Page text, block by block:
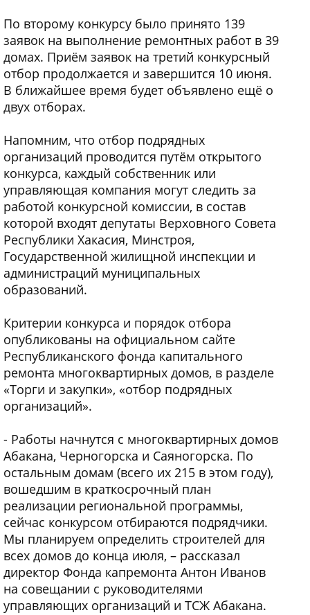
По второму конкурсу было принято 139
заявок на выполнение ремонтных работ в 39
домах. Приём заявок на третий конкурсный
отбор продолжается и завершится 10 июня.
В ближайшее время будет объявлено ещё о
двух отборах.
Напомним, что отбор подрядных
организаций проводится путём открытого
конкурса, каждый собственник или
управляющая компания могут следить за
работой конкурсной комиссии, в состав
которой входят депутаты Верховного Совета
Республики Хакасия, Минстроя,
Государственной жилищной инспекции и
администраций муниципальных
образований.
Критерии конкурса и порядок отбора
опубликованы на официальном сайте
Республиканского фонда капитального
ремонта многоквартирных домов, в разделе
«Торги и закупки», «отбор подрядных
организаций».
- Работы начнутся с многоквартирных домов
Абакана, Черногорска и Саяногорска. По
остальным домам (всего их 215 в этом году),
вошедшим в краткосрочный план
реализации региональной программы,
сейчас конкурсом отбираются подрядчики.
Мы планируем определить строителей для
всех домов до конца июля, – рассказал
директор Фонда капремонта Антон Иванов
на совещании с руководителями
управляющих организаций и ТСЖ Абакана.